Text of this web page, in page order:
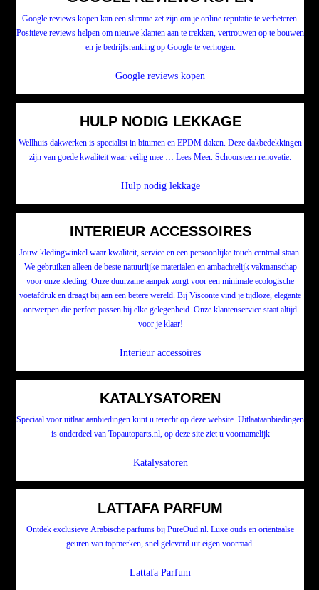
Google reviews kopen kan een slimme zet zijn om je online reputatie te verbeteren.
Positieve reviews helpen om nieuwe klanten aan te trekken, vertrouwen op te bouwen
en je bedrijfsranking op Google te verhogen.
Google reviews kopen
HULP NODIG LEKKAGE
Wellhuis dakwerken is specialist in bitumen en EPDM daken. Deze dakbedekkingen
zijn van goede kwaliteit waar veilig mee … Lees Meer. Schoorsteen renovatie.
Hulp nodig lekkage
INTERIEUR ACCESSOIRES
Jouw kledingwinkel waar kwaliteit, service en een persoonlijke touch centraal staan.
We gebruiken alleen de beste natuurlijke materialen en ambachtelijk vakmanschap
voor onze kleding. Onze duurzame aanpak zorgt voor een minimale ecologische
voetafdruk en draagt bij aan een betere wereld. Bij Visconte vind je tijdloze, elegante
ontwerpen die perfect passen bij elke gelegenheid. Onze klantenservice staat altijd
voor je klaar!
Interieur accessoires
KATALYSATOREN
Speciaal voor uitlaat aanbiedingen kunt u terecht op deze website. Uitlaataanbiedingen
is onderdeel van Topautoparts.nl, op deze site ziet u voornamelijk
Katalysatoren
LATTAFA PARFUM
Ontdek exclusieve Arabische parfums bij PureOud.nl. Luxe ouds en oriëntaalse
geuren van topmerken, snel geleverd uit eigen voorraad.
Lattafa Parfum